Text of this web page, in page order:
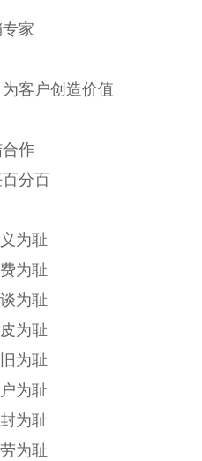
家
客户创造价值
作
分百
为耻
为耻
为耻
为耻
为耻
为耻
为耻
为耻